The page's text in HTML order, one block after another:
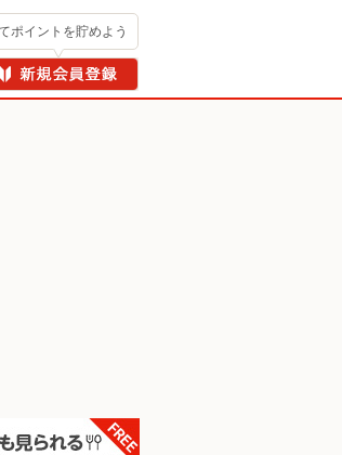
ポイントを貯めよう